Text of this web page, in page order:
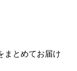
まとめてお届け